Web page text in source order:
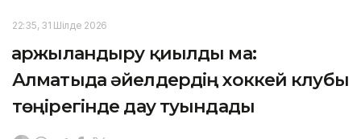
22:35, 31 Шілде 2026
Қаржыландыру қиылды ма:
Алматыда әйелдердің хоккей клубы
төңірегінде дау туындады